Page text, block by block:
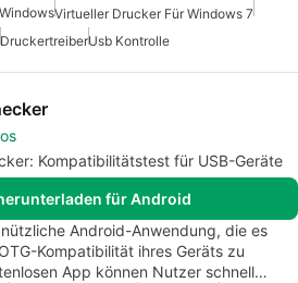
Virtueller Drucker Für Windows 7
DruckertreiberUsb Kontrolle
Kompatibilitätstest für USB-Geräte
für Android
Android-Anwendung, die es
Kompatibilität ihres Geräts zu
App können Nutzer schnell…